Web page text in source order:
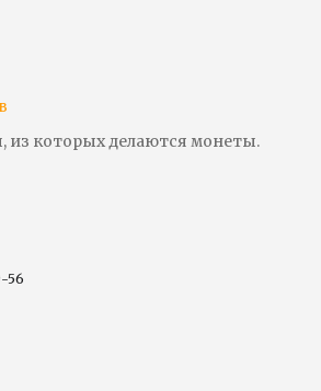
из которых делаются монеты.
56